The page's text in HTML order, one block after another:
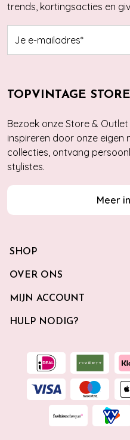
trends, kortingsacties en
TOPVINTAGE
Bezoek onze Store &
inspireren door onze eigen
collecties, ontvang
stylistes.
Meer
SHOP
OVER ONS
MIJN ACCOUNT
HULP NODIG?